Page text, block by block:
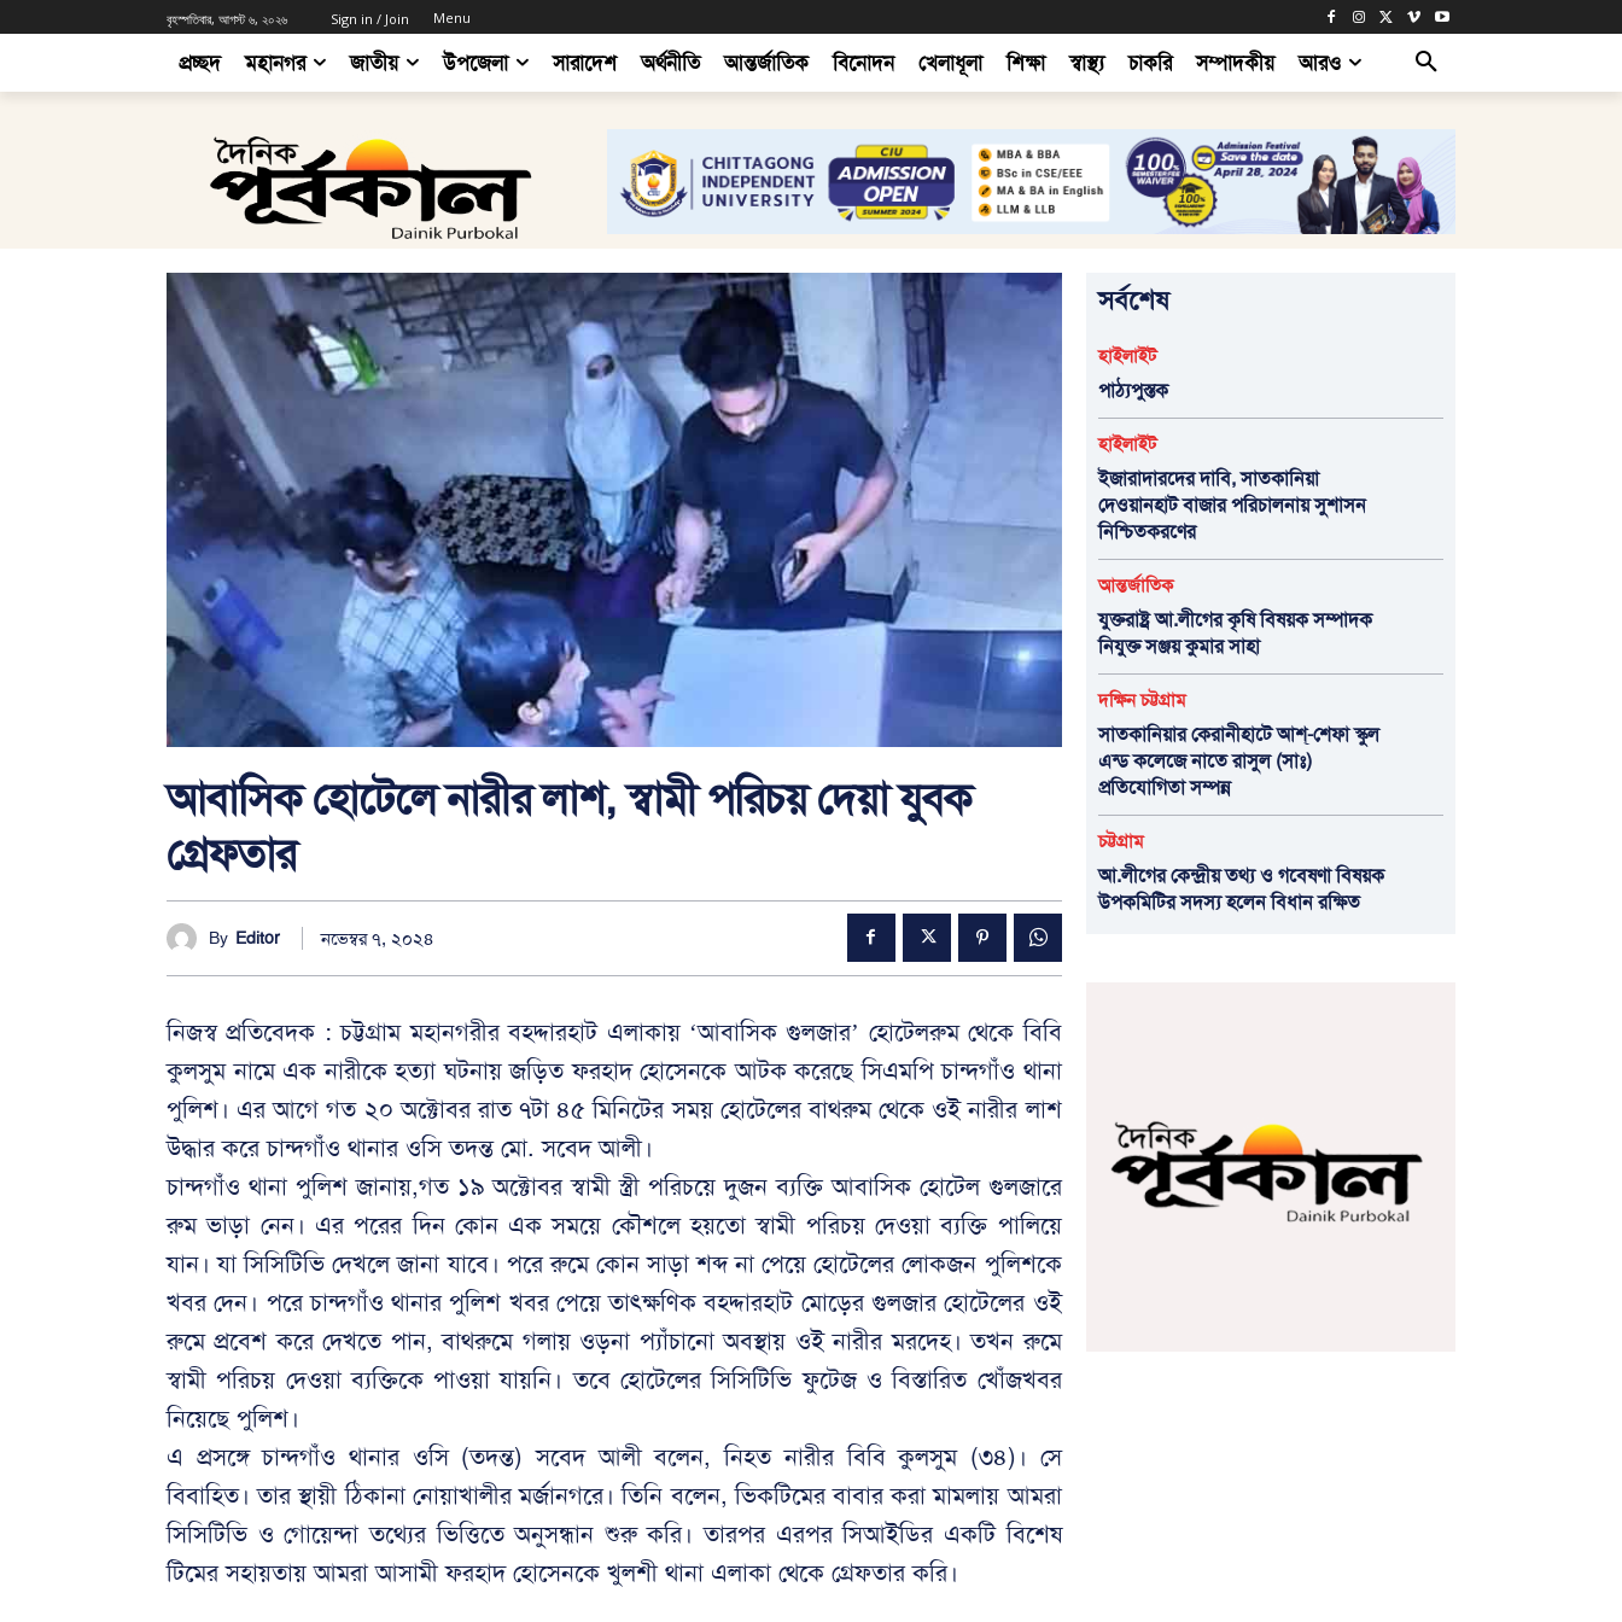
বৃহস্পতিবার, আগস্ট ৬, ২০২৬ Sign in / Join Menu
প্রচ্ছদ মহানগর জাতীয় উপজেলা সারাদেশ অর্থনীতি আন্তর্জাতিক বিনোদন খেলাধূলা শিক্ষা স্বাস্থ্য চাকরি সম্পাদকীয় আরও
আবাসিক হোটেলে নারীর লাশ, স্বামী পরিচয় দেয়া যুবক
গ্রেফতার
By Editor নভেম্বর ৭, ২০২৪
নিজস্ব প্রতিবেদক : চট্টগ্রাম মহানগরীর বহদ্দারহাট এলাকায় ‘আবাসিক গুলজার’ হোটেলরুম থেকে বিবি
কুলসুম নামে এক নারীকে হত্যা ঘটনায় জড়িত ফরহাদ হোসেনকে আটক করেছে সিএমপি চান্দগাঁও থানা
পুলিশ। এর আগে গত ২০ অক্টোবর রাত ৭টা ৪৫ মিনিটের সময় হোটেলের বাথরুম থেকে ওই নারীর লাশ
উদ্ধার করে চান্দগাঁও থানার ওসি তদন্ত মো. সবেদ আলী।
চান্দগাঁও থানা পুলিশ জানায়,গত ১৯ অক্টোবর স্বামী স্ত্রী পরিচয়ে দুজন ব্যক্তি আবাসিক হোটেল গুলজারে
রুম ভাড়া নেন। এর পরের দিন কোন এক সময়ে কৌশলে হয়তো স্বামী পরিচয় দেওয়া ব্যক্তি পালিয়ে
যান। যা সিসিটিভি দেখলে জানা যাবে। পরে রুমে কোন সাড়া শব্দ না পেয়ে হোটেলের লোকজন পুলিশকে
খবর দেন। পরে চান্দগাঁও থানার পুলিশ খবর পেয়ে তাৎক্ষণিক বহদ্দারহাট মোড়ের গুলজার হোটেলের ওই
রুমে প্রবেশ করে দেখতে পান, বাথরুমে গলায় ওড়না প্যাঁচানো অবস্থায় ওই নারীর মরদেহ। তখন রুমে
স্বামী পরিচয় দেওয়া ব্যক্তিকে পাওয়া যায়নি। তবে হোটেলের সিসিটিভি ফুটেজ ও বিস্তারিত খোঁজখবর
নিয়েছে পুলিশ।
এ প্রসঙ্গে চান্দগাঁও থানার ওসি (তদন্ত) সবেদ আলী বলেন, নিহত নারীর বিবি কুলসুম (৩৪)। সে
বিবাহিত। তার স্থায়ী ঠিকানা নোয়াখালীর মর্জানগরে। তিনি বলেন, ভিকটিমের বাবার করা মামলায় আমরা
সিসিটিভি ও গোয়েন্দা তথ্যের ভিত্তিতে অনুসন্ধান শুরু করি। তারপর এরপর সিআইডির একটি বিশেষ
টিমের সহায়তায় আমরা আসামী ফরহাদ হোসেনকে খুলশী থানা এলাকা থেকে গ্রেফতার করি।
সর্বশেষ
হাইলাইট
পাঠ্যপুস্তক
হাইলাইট
ইজারাদারদের দাবি, সাতকানিয়া
দেওয়ানহাট বাজার পরিচালনায় সুশাসন
নিশ্চিতকরণের
আন্তর্জাতিক
যুক্তরাষ্ট্র আ.লীগের কৃষি বিষয়ক সম্পাদক
নিযুক্ত সঞ্জয় কুমার সাহা
দক্ষিন চট্টগ্রাম
সাতকানিয়ার কেরানীহাটে আশ্-শেফা স্কুল
এন্ড কলেজে নাতে রাসুল (সাঃ)
প্রতিযোগিতা সম্পন্ন
চট্টগ্রাম
আ.লীগের কেন্দ্রীয় তথ্য ও গবেষণা বিষয়ক
উপকমিটির সদস্য হলেন বিধান রক্ষিত